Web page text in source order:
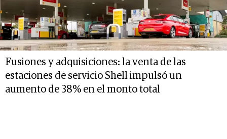
Fusiones y adquisiciones: la venta de las
estaciones de servicio Shell impulsó un
aumento de 38% en el monto total